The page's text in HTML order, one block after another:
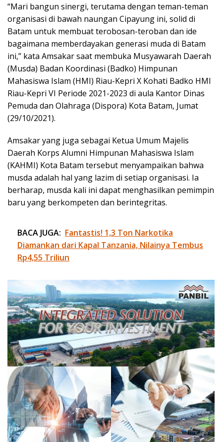
“Mari bangun sinergi, terutama dengan teman-teman
organisasi di bawah naungan Cipayung ini, solid di
Batam untuk membuat terobosan-teroban dan ide
bagaimana memberdayakan generasi muda di Batam
ini,” kata Amsakar saat membuka Musyawarah Daerah
(Musda) Badan Koordinasi (Badko) Himpunan
Mahasiswa Islam (HMI) Riau-Kepri X Kohati Badko HMI
Riau-Kepri VI Periode 2021-2023 di aula Kantor Dinas
Pemuda dan Olahraga (Dispora) Kota Batam, Jumat
(29/10/2021).
Amsakar yang juga sebagai Ketua Umum Majelis
Daerah Korps Alumni Himpunan Mahasiswa Islam
(KAHMI) Kota Batam tersebut menyampaikan bahwa
musda adalah hal yang lazim di setiap organisasi. Ia
berharap, musda kali ini dapat menghasilkan pemimpin
baru yang berkompeten dan berintegritas.
BACA JUGA: Fantastis! 1,3 Ton Narkotika
Diamankan dari Kapal Tanzania, Nilainya Tembus
Rp4,55 Triliun